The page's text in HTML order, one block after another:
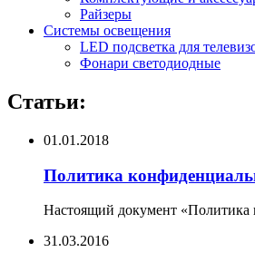
Райзеры
Системы освещения
LED подсветка для
Фонари светодиодные
Статьи:
01.01.2018
Политика
Настоящий документ «Политика
31.03.2016